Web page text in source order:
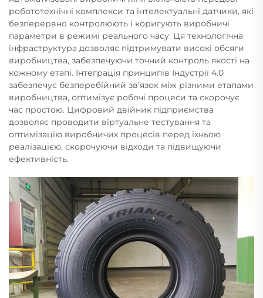
робототехнічні комплекси та інтелектуальні датчики, які
безперервно контролюють і коригують виробничі
параметри в режимі реального часу. Ця технологічна
інфраструктура дозволяє підтримувати високі обсяги
виробництва, забезпечуючи точний контроль якості на
кожному етапі. Інтеграція принципів Індустрії 4.0
забезпечує безперебійний зв’язок між різними етапами
виробництва, оптимізує робочі процеси та скорочує
час простою. Цифровий двійник підприємства
дозволяє проводити віртуальне тестування та
оптимізацію виробничих процесів перед їхньою
реалізацією, скорочуючи відходи та підвищуючи
ефективність.